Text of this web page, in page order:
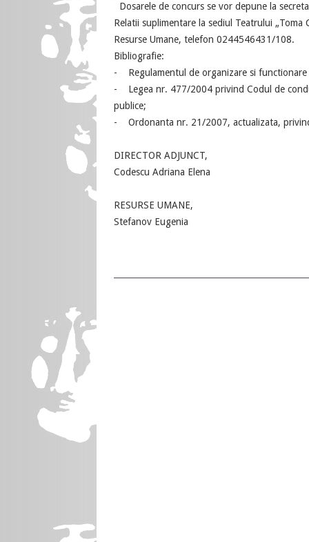
Dosarele de concurs se vor depune la
Relatii suplimentare la sediul Teatrului
Resurse Umane, telefon 0244546431/108.
Bibliografie:
- Regulamentul de organizare si functionare
- Legea nr. 477/2004 privind Codul de
publice;
- Ordonanta nr. 21/2007, actualizata,
DIRECTOR ADJUNCT,
Codescu Adriana Elena
RESURSE UMANE,
Stefanov Eugenia